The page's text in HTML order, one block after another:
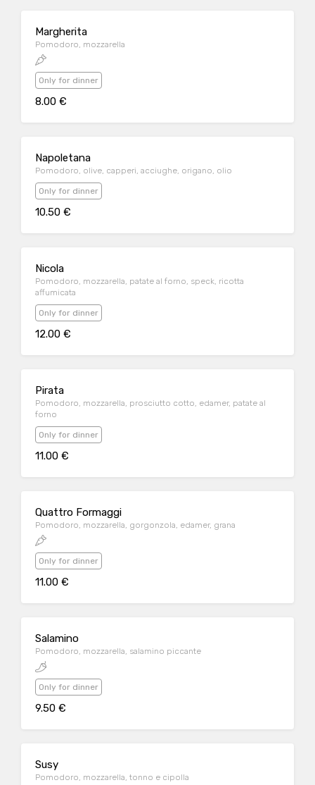
Margherita
Pomodoro, mozzarella
Only for dinner
8.00 €
Napoletana
Pomodoro, olive, capperi, acciughe, origano, olio
Only for dinner
10.50 €
Nicola
Pomodoro, mozzarella, patate al forno, speck, ricotta
affumicata
Only for dinner
12.00 €
Pirata
Pomodoro, mozzarella, prosciutto cotto, edamer, patate al
forno
Only for dinner
11.00 €
Quattro Formaggi
Pomodoro, mozzarella, gorgonzola, edamer, grana
Only for dinner
11.00 €
Salamino
Pomodoro, mozzarella, salamino piccante
Only for dinner
9.50 €
Susy
Pomodoro, mozzarella, tonno e cipolla